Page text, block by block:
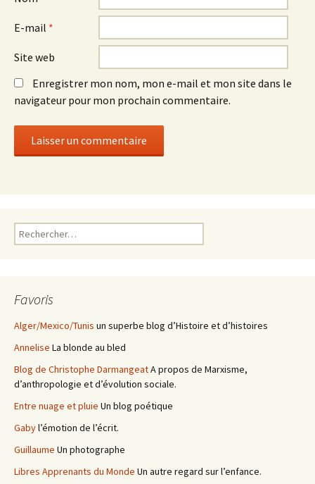
E-mail *
Site web
Enregistrer mon nom, mon e-mail et mon site dans le
navigateur pour mon prochain commentaire.
Rechercher :
Favoris
Alger/Mexico/Tunis un superbe blog d’Histoire et d’histoires
Annelise La blonde au bled
Blog de Christophe DarmangeatA propos de Marxisme,
d’anthropologie et d’évolution sociale.
Entre nuage et pluie Un blog poétique
Gabyl’émotion de l’écrit.
Guillaume Un photographe
Libres Apprenants du Monde Un autre regard sur l’enfance.